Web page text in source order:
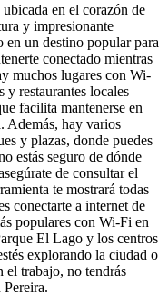
en el corazón de
y impresionante
en un destino popular para
conectado mientras
muchos lugares con Wi-
y restaurantes locales
facilita mantenerse en
Además, hay varios
y plazas, donde puedes
estás seguro de dónde
de consultar el
te mostrará todas
conectarte a internet de
populares con Wi-Fi en
El Lago y los centros
explorando la ciudad o
el trabajo, no tendrás
Pereira.